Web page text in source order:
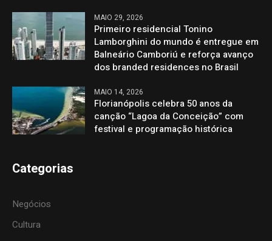
MAIO 29, 2026
Primeiro residencial Tonino
Lamborghini do mundo é entregue em
Balneário Camboriú e reforça avanço
dos branded residences no Brasil
MAIO 14, 2026
Florianópolis celebra 50 anos da
canção “Lagoa da Conceição” com
festival e programação histórica
Categorias
Negócios
Cultura